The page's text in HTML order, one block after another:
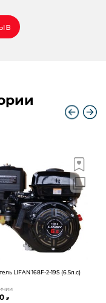
LIFAN 168F-2-19S (6.5л.с)
₽